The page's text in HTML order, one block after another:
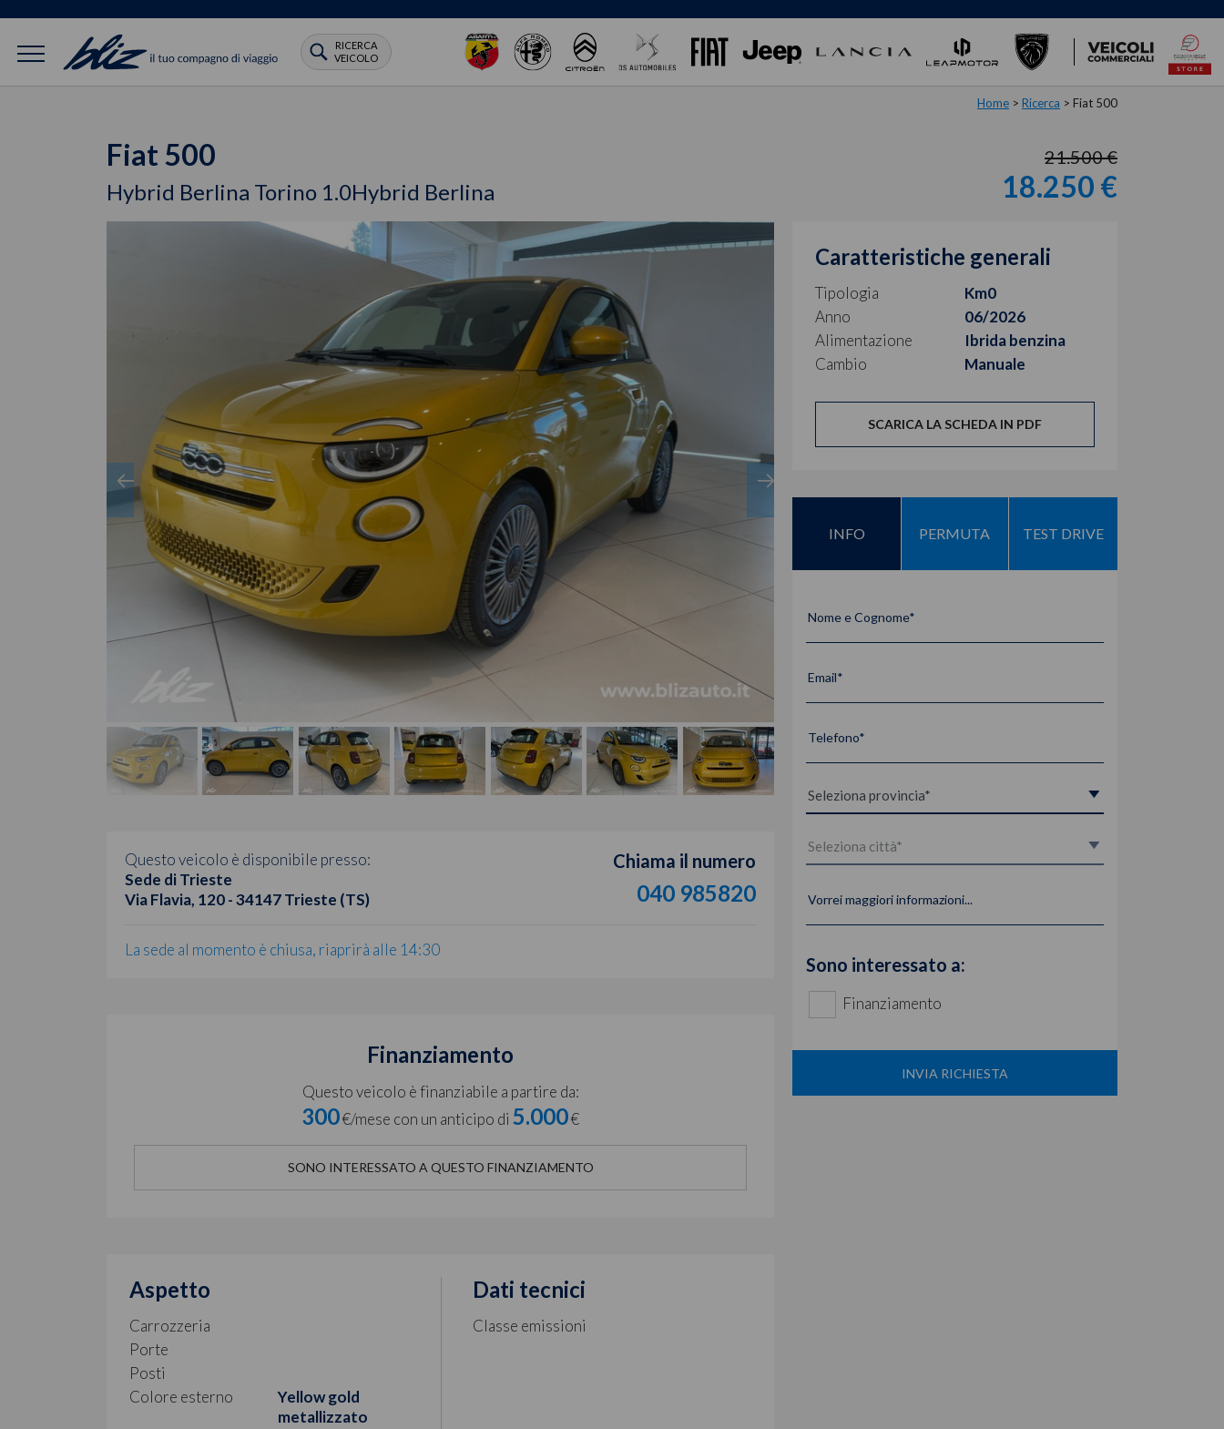
RICERCA
VEICOLO
Home > Ricerca > Fiat 500
Fiat 500
Hybrid Berlina Torino 1.0Hybrid Berlina
21.500 €
18.250 €
Questo veicolo è disponibile presso:
Sede di Trieste
Via Flavia, 120 - 34147 Trieste (TS)
Chiama il numero
040 985820
La sede al momento è chiusa, riaprirà alle 14:30
Finanziamento
Questo veicolo è finanziabile a partire da:
300€/mese con un anticipo di5.000€
SONO INTERESSATO A QUESTO FINANZIAMENTO
Aspetto
Carrozzeria
Porte
Posti
Colore esterno
Yellow gold
metallizzato
Dati tecnici
Classe emissioni
Caratteristiche generali
Tipologia
Km0
Anno
06/2026
Alimentazione
Ibrida benzina
Cambio
Manuale
SCARICA LA SCHEDA IN PDF
INFO PERMUTA TEST DRIVE
Nome e Cognome*
Email*
Telefono*
Vorrei maggiori informazioni...
Sono interessato a:
Finanziamento
INVIA RICHIESTA